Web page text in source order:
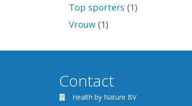
Top sporters (1)
Vrouw (1)
Contact
Health by Nature BV